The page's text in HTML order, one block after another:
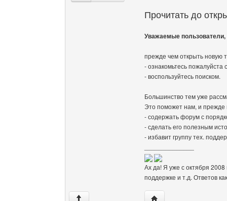
Прочитать до
Уважаемые пользователи,
прежде чем открыть новую
- ознакомьтесь
- воспользуйтесь поиском.
Большинство тем уже
Это поможет нам, и прежде
- содержать форум с
- сделать его полезным
- избавит группу тех.
Ах да! Я уже с октября
поддержке и т.д. Ответов
↑ Посетить сайт